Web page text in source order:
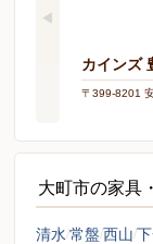
カインズ
〒399-8201
大町市の家具
清水 常盤 西山